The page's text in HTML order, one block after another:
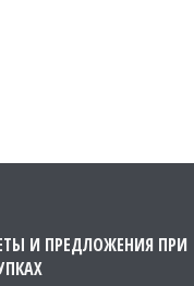
И ПРЕДЛОЖЕНИЯ ПРИ